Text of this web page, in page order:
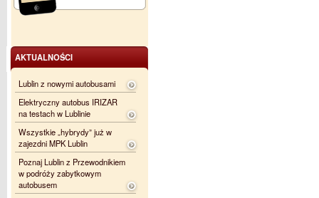
AKTUALNOŚCI
Lublin z nowymi autobusami
Elektryczny autobus IRIZAR
na testach w Lublinie
Wszystkie „hybrydy” już w
zajezdni MPK Lublin
Poznaj Lublin z Przewodnikiem
w podróży zabytkowym
autobusem